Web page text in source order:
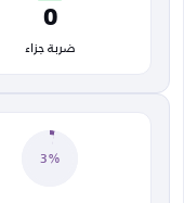
0
ضربة جزاء
3%